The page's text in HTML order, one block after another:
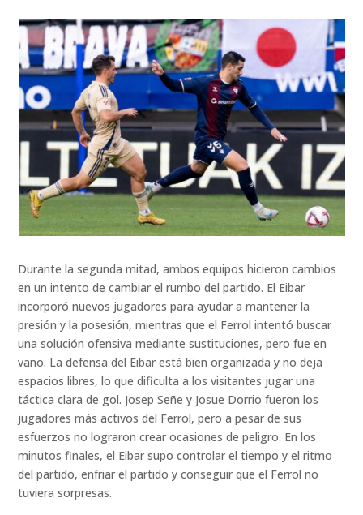
Durante la segunda mitad, ambos equipos hicieron cambios
en un intento de cambiar el rumbo del partido. El Eibar
incorporó nuevos jugadores para ayudar a mantener la
presión y la posesión, mientras que el Ferrol intentó buscar
una solución ofensiva mediante sustituciones, pero fue en
vano. La defensa del Eibar está bien organizada y no deja
espacios libres, lo que dificulta a los visitantes jugar una
táctica clara de gol. Josep Señe y Josue Dorrio fueron los
jugadores más activos del Ferrol, pero a pesar de sus
esfuerzos no lograron crear ocasiones de peligro. En los
minutos finales, el Eibar supo controlar el tiempo y el ritmo
del partido, enfriar el partido y conseguir que el Ferrol no
tuviera sorpresas.